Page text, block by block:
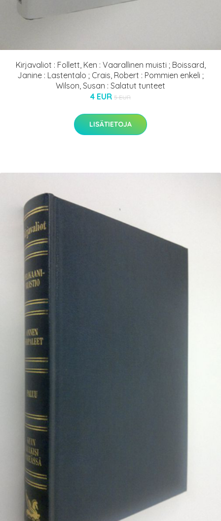
Kirjavaliot : Follett, Ken : Vaarallinen muisti ; Boissard,
Janine : Lastentalo ; Crais, Robert : Pommien enkeli ;
Wilson, Susan : Salatut tunteet
4 EUR 5 EUR
LISÄTIETOJA